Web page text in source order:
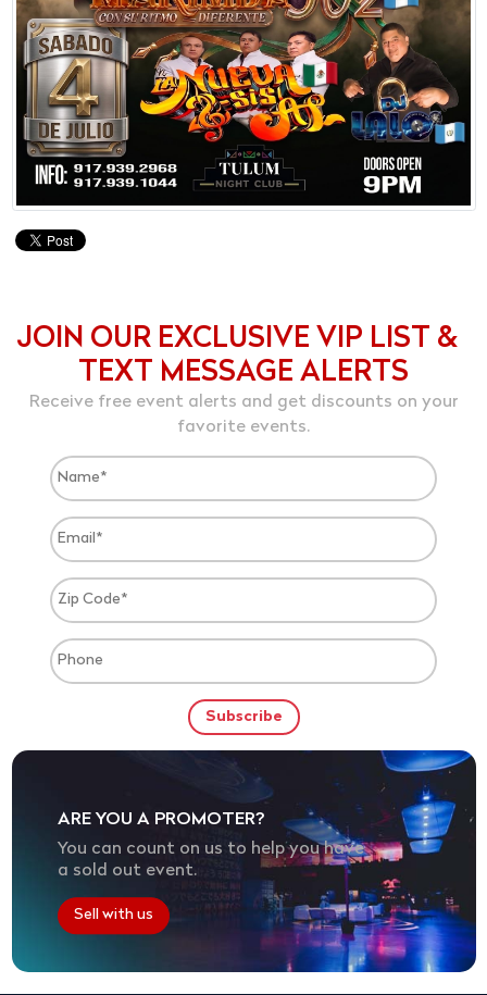
JOIN OUR EXCLUSIVE VIP LIST &
TEXT MESSAGE ALERTS
Receive free event alerts and get discounts on your
favorite events.
ARE YOU A PROMOTER?
You can count on us to help you have
a sold out event.
Sell with us